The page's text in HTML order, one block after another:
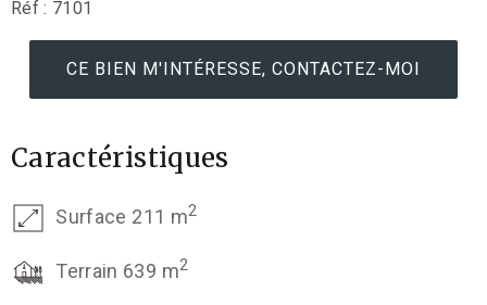
Réf : 7101
CE BIEN M'INTÉRESSE, CONTACTEZ-MOI
Caractéristiques
Surface 211 m2
Terrain 639 m2